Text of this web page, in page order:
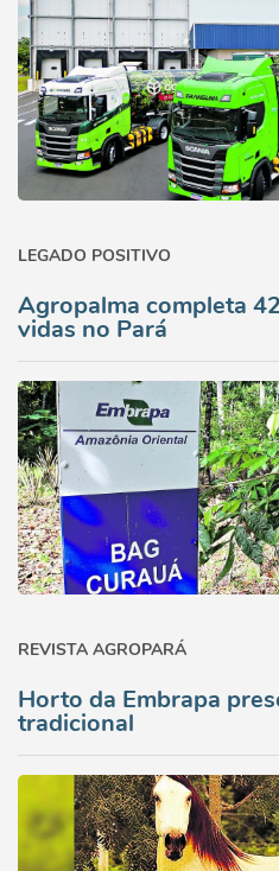
LEGADO POSITIVO
Agropalma completa
vidas no Pará
REVISTA AGROPARÁ
Horto da Embrapa
tradicional